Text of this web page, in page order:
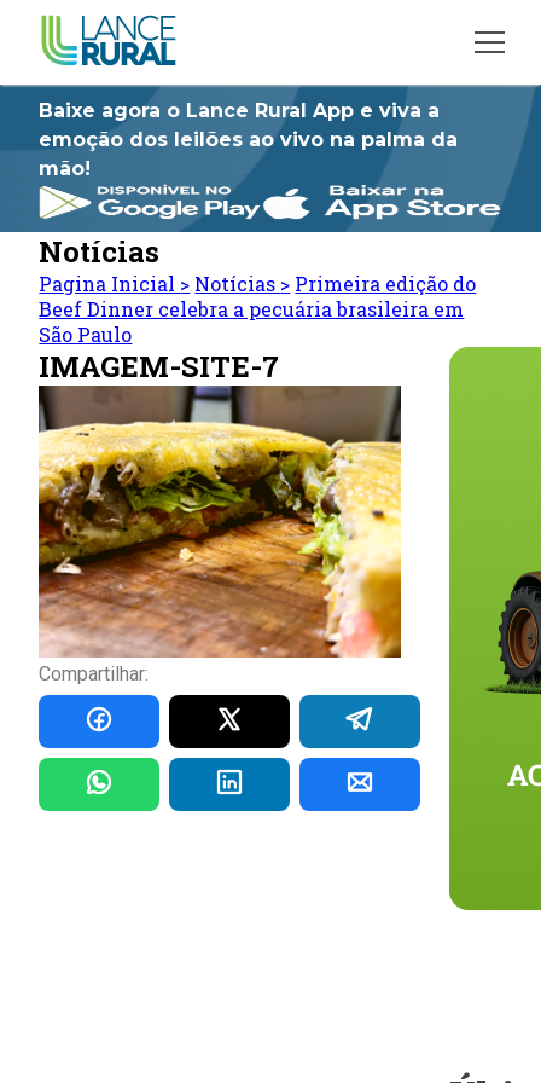
Baixe agora o Lance Rural App e viva a
emoção dos leilões ao vivo na palma da
mão!
Notícias
Pagina Inicial > Notícias > Primeira edição do
Beef Dinner celebra a pecuária brasileira em
São Paulo
IMAGEM-SITE-7
Compartilhar: